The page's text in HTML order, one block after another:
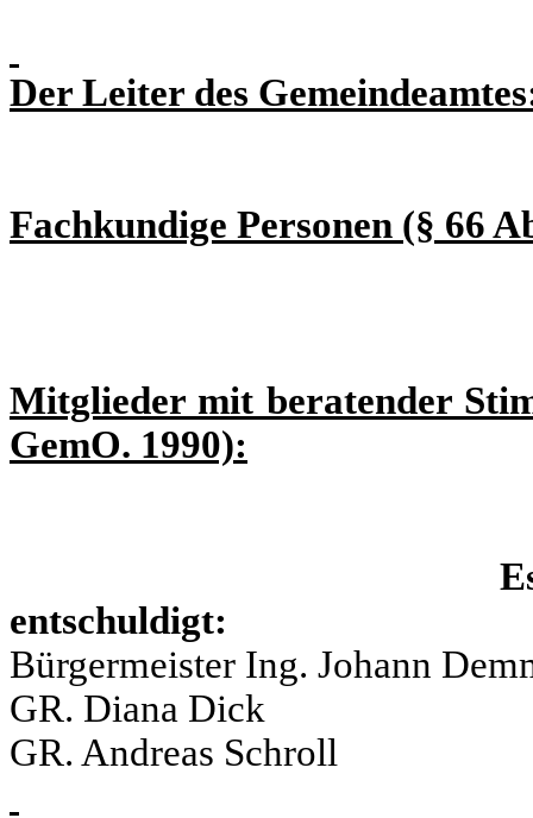
Der Leiter des
Fachkundige Personen (§ 66
Mitglieder mit beratender
GemO. 1990):
entschuldigt:
Bürgermeister Ing. Johann
GR. Diana Dick
GR. Andreas Schroll